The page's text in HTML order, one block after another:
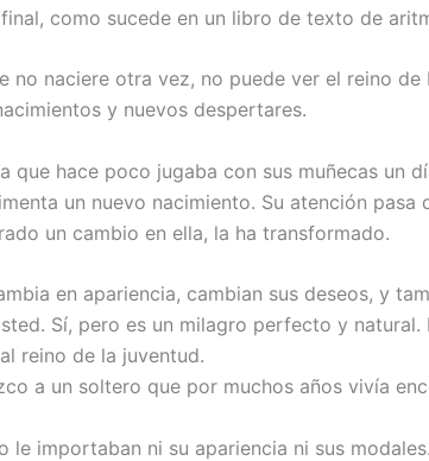
como sucede en un libro de texto de
no naciere otra vez, no puede ver el reino
y nuevos despertares.
que hace poco jugaba con sus muñecas un
un nuevo nacimiento. Su atención
un cambio en ella, la ha transformado.
en apariencia, cambian sus deseos, y
Sí, pero es un milagro perfecto y
reino de la juventud.
a un soltero que por muchos años vivía
le importaban ni su apariencia ni sus